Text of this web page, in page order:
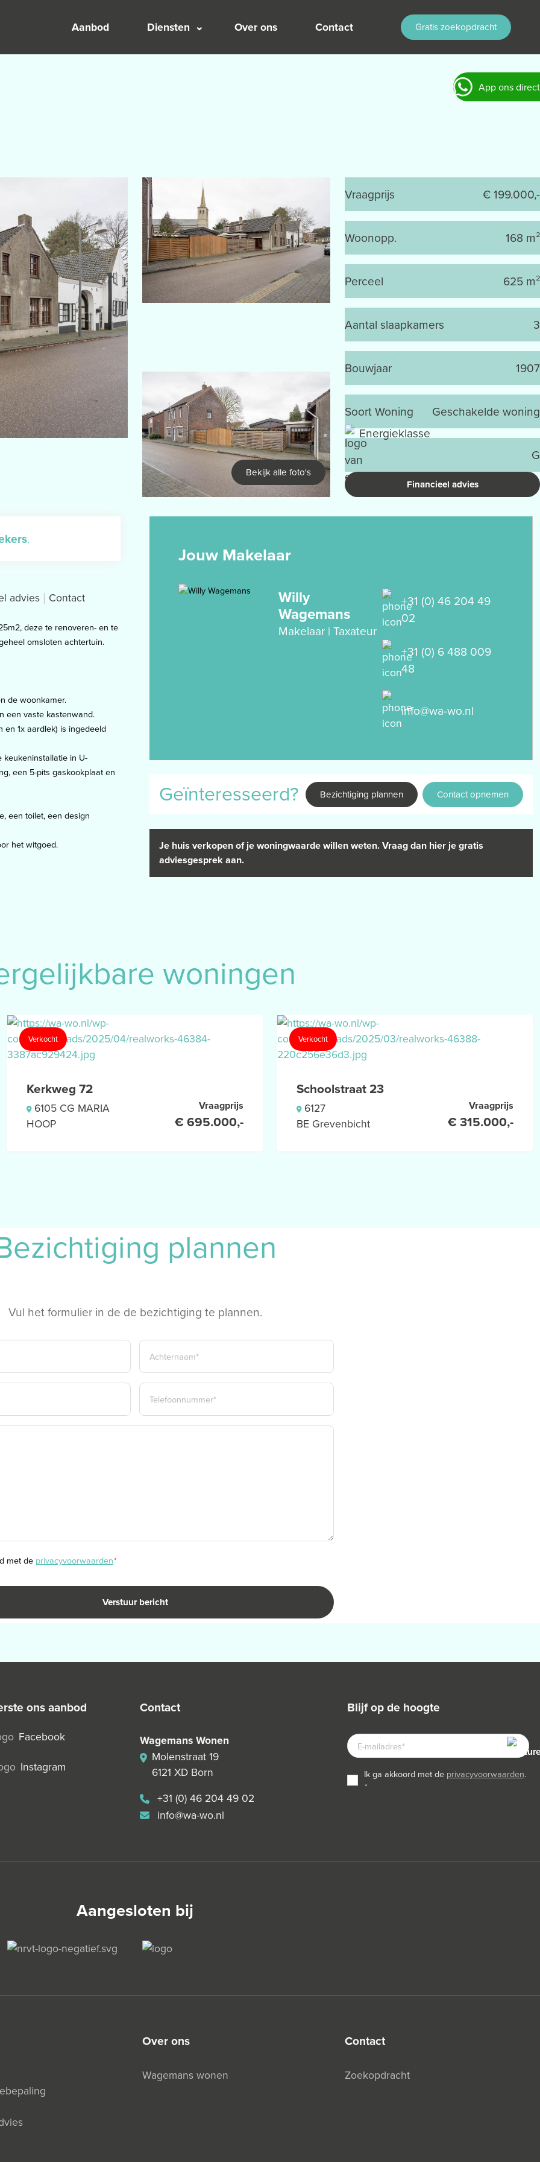
Aanbod Diensten Over ons Contact Gratis zoekopdracht
App ons direct
Bekijk alle foto's
Vraagprijs € 199.000,-
Woonopp. 168 m²
Perceel 625 m²
Aantal slaapkamers 3
Bouwjaar 1907
Soort Woning
Geschakelde woning
Energieklasse
G
Financieel advies
.
advies Contact
deze te renoveren- en te
omsloten achtertuin.
de woonkamer.
een vaste kastenwand.
1x aardlek) is ingedeeld
in U-
een 5-pits gaskookplaat en
een toilet, een design
het witgoed.
is de achtergelegen tuin
met overkapping, gazon en
hebben getekend, de
vervallen van de eventuele
verrichten, dan wel
staat en het gebruik van
Wonen geïnteresseerden
Jouw Makelaar
Willy
Wagemans
Makelaar | Taxateur
+31 (0) 46 204 49
02
+31 (0) 6 488 009
48
info@wa-wo.nl
Geïnteresseerd? Bezichtiging plannen Contact opnemen
Je huis verkopen of je woningwaarde willen weten. Vraag dan hier je gratis
adviesgesprek aan.
woningen
Verkocht
Kerkweg 72
6105 CG MARIA
HOOP
Vraagprijs
€ 695.000,-
Verkocht
Schoolstraat 23
6127
BE Grevenbicht
Vraagprijs
€ 315.000,-
plannen
Vul het formulier in de de bezichtiging te plannen.
ACHTERNAAM*
TELEFOON
met de privacyvoorwaarden*
ons aanbod
Facebook
Instagram
contact
Wagemans Wonen
Molenstraat 19
6121 XD Born
+31 (0) 46 204 49 02
info@wa-wo.nl
blijf op de hoogte
E-
MAILADRES
TOESTEMMING
*
ik ga akkoord met de privacyvoorwaarden.
*
Aangesloten bij
over ons
Wagemans wonen
contact
Zoekopdracht